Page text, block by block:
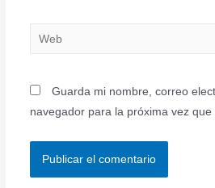
Web
Guarda mi nombre, correo
navegador para la próxima vez que